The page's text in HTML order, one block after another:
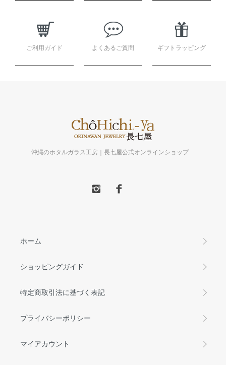
ご利用ガイド よくあるご質問 ギフトラッピング
沖縄のホタルガラス工房｜長七屋公式オンラインショップ
ホーム
ショッピングガイド
特定商取引法に基づく表記
プライバシーポリシー
マイアカウント